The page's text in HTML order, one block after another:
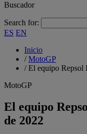
Buscador
Search for:
ES EN
Inicio
/MotoGP
/El equipo Repsol
MotoGP
El equipo
de 2022